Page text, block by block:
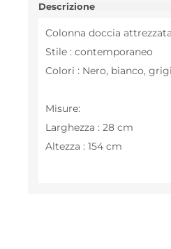
Descrizione
Colonna doccia
Stile : contemporaneo
Colori : Nero, bianco,
Misure:
Larghezza : 28 cm
Altezza : 154 cm